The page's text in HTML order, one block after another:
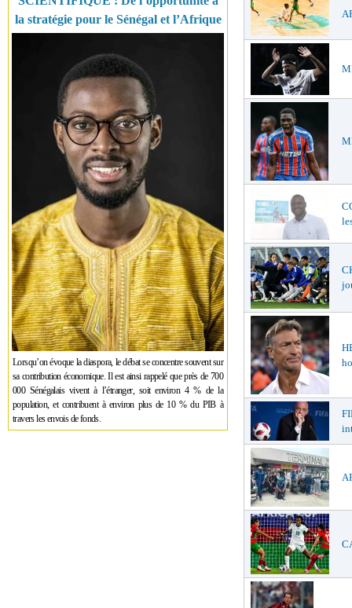
la stratégie pour le Sénégal et l’Afrique
Lorsqu’on évoque la diaspora, le débat se concentre souvent sur
sa contribution économique. Il est ainsi rappelé que près de 700
000 Sénégalais vivent à l’étranger, soit environ 4 % de la
population, et contribuent à environ plus de 10 % du PIB à
travers les envois de fonds.